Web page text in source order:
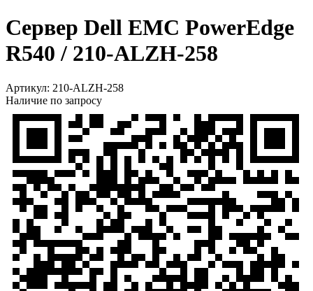
Сервер Dell EMC PowerEdge
R540 / 210-ALZH-258
Артикул: 210-ALZH-258
Наличие по запросу